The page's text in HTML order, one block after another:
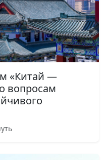
«Китай —
вопросам